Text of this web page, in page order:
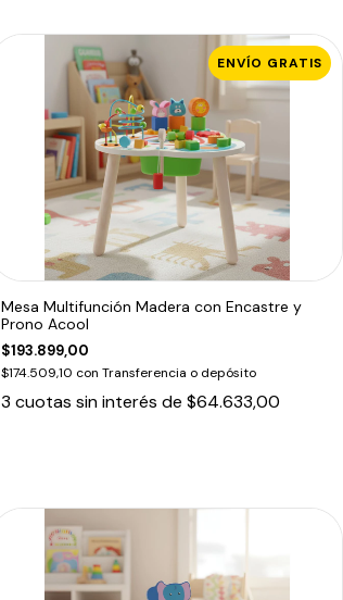
ENVÍO GRATIS
Mesa Multifunción Madera con Encastre y
Prono Acool
$193.899,00
$174.509,10 con Transferencia o depósito
3 cuotas sin interés de$64.633,00